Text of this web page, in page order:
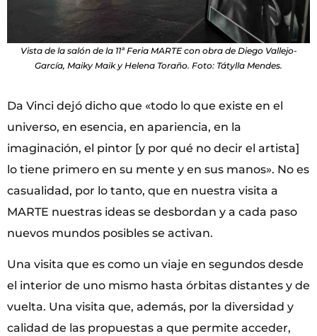
Vista de la salón de la 11ª Feria MARTE con obra de Diego Vallejo-
García, Maiky Maik y Helena Toraño. Foto: Tátylla Mendes.
Da Vinci dejó dicho que «todo lo que existe en el
universo, en esencia, en apariencia, en la
imaginación, el pintor [y por qué no decir el artista]
lo tiene primero en su mente y en sus manos». No es
casualidad, por lo tanto, que en nuestra visita a
MARTE nuestras ideas se desbordan y a cada paso
nuevos mundos posibles se activan.
Una visita que es como un viaje en segundos desde
el interior de uno mismo hasta órbitas distantes y de
vuelta. Una visita que, además, por la diversidad y
calidad de las propuestas a que permite acceder,